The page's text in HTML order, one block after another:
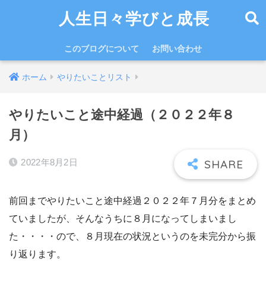
人生日々学びと成長
このブログについて お問い合わせ
ホーム やりたいことリスト
やりたいこと途中経過（２０２２年８
月）
2022年8月2日
前回までやりたいこと途中経過２０２２年７月分をまとめ
ていましたが、そんなうちに８月になってしまいまし
た・・・・ので、８月現在の状況というのを未完分から振
り返ります。